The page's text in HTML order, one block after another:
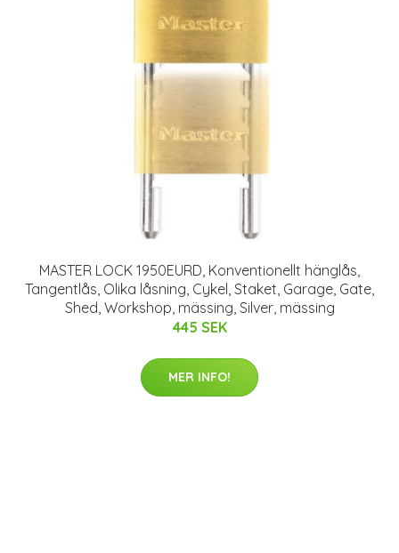
MASTER LOCK 1950EURD, Konventionellt hänglås,
Tangentlås, Olika låsning, Cykel, Staket, Garage, Gate,
Shed, Workshop, mässing, Silver, mässing
445 SEK
MER INFO!